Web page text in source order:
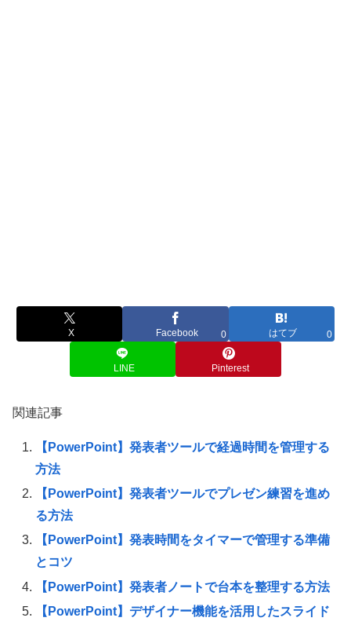
X Facebook 0 はてブ 0
LINE Pinterest
関連記事
【PowerPoint】発表者ツールで経過時間を管理する
方法
【PowerPoint】発表者ツールでプレゼン練習を進め
る方法
【PowerPoint】発表時間をタイマーで管理する準備
とコツ
【PowerPoint】発表者ノートで台本を整理する方法
【PowerPoint】デザイナー機能を活用したスライド